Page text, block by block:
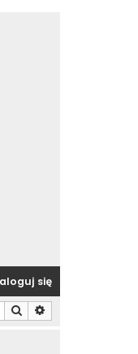
się
Szukaj